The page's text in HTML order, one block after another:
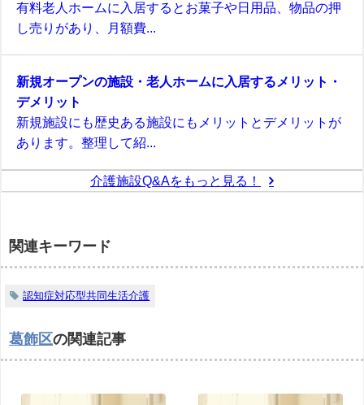
有料老人ホームに入居するとお菓子や日用品、物品の押
し売りがあり、月額費...
新規オープンの施設・老人ホームに入居するメリット・
デメリット
新規施設にも歴史ある施設にもメリットとデメリットが
あります。整理して紹...
介護施設Q&Aをもっと見る！
関連キーワード
認知症対応型共同生活介護
葛飾区の関連記事